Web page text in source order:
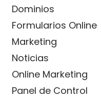
Dominios
Formularios Online
Marketing
Noticias
Online Marketing
Panel de Control